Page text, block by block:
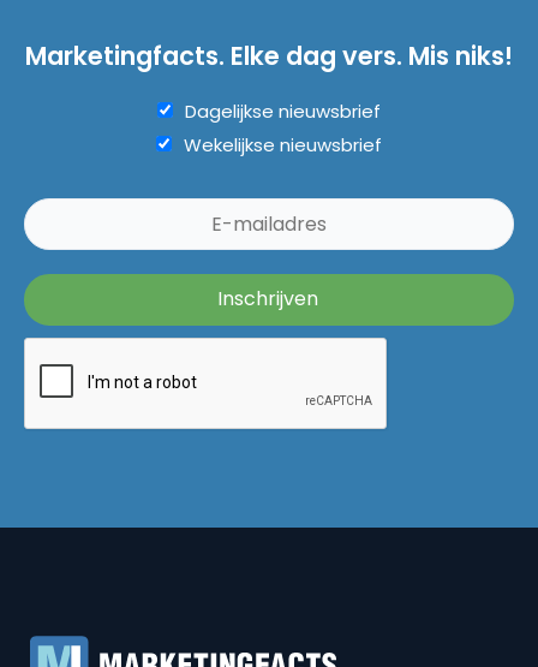
Marketingfacts. Elke dag vers. Mis niks!
Dagelijkse nieuwsbrief
Wekelijkse nieuwsbrief